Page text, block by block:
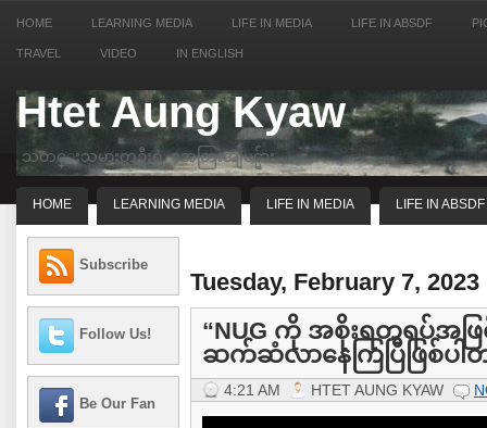
HOME LEARNING MEDIA LIFE IN MEDIA LIFE IN ABSDF
TRAVEL VIDEO IN ENGLISH
Htet Aung Kyaw
သတင္းသမားတဦးရဲ့ အေတြးအျမင္မ်ား
HOME LEARNING MEDIA LIFE IN MEDIA LIFE IN ABSDF
Subscribe
Follow Us!
Be Our Fan
Tuesday, February 7, 2023
“NUG ကို အစိုးရတရပ်အ
ဆက်ဆံလာနေကြပြီဖြစ်ပါ
4:21 AM HTET AUNG KYAW